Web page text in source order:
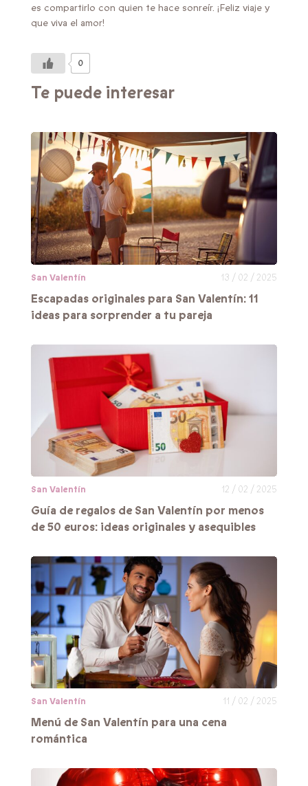
es compartirlo con quien te hace sonreír. ¡Feliz viaje y
que viva el amor!
0
Te puede interesar
San Valentín 13 / 02 / 2025
Escapadas originales para San Valentín: 11
ideas para sorprender a tu pareja
San Valentín 12 / 02 / 2025
Guía de regalos de San Valentín por menos
de 50 euros: ideas originales y asequibles
San Valentín 11 / 02 / 2025
Menú de San Valentín para una cena
romántica